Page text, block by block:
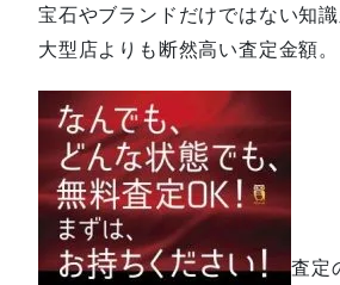
宝石やブランドだけではない知識
大型店よりも断然高い査定金額。
査定